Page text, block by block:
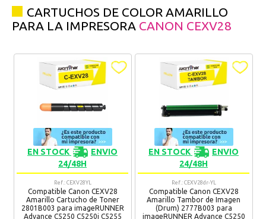
CARTUCHOS DE COLOR AMARILLO
PARA LA IMPRESORA CANON CEXV28
EN STOCK
ENVIO
24/48H
Ref.: CEXV28YL
Compatible Canon CEXV28
Amarillo Cartucho de Toner
2801B003 para imageRUNNER
Advance C5250 C5250i C5255
EN STOCK
ENVIO
24/48H
Ref.: CEXV28dr-YL
Compatible Canon CEXV28
Amarillo Tambor de Imagen
(Drum) 2777B003 para
imageRUNNER Advance C5250